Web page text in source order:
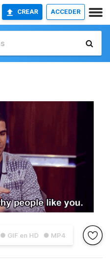
CREAR ACCEDER
● GIF en HD ● MP4